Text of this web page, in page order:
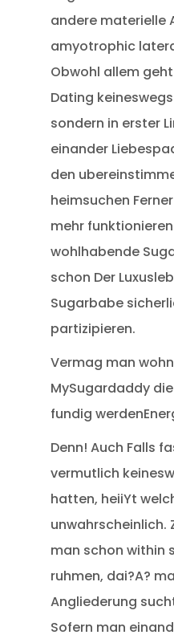
andere materielle
amyotrophic
Obwohl allem
Dating
sondern in erster
einander
den
heimsuchen
mehr
wohlhabende
schon Der
Sugarbabe
partizipieren.
Vermag man
MySugardaddy
fundig
Denn! Auch Falls
vermutlich
hatten, heiiYt
unwahrscheinlich.
man schon within
ruhmen, dai?A?
Angliederung
Sofern man